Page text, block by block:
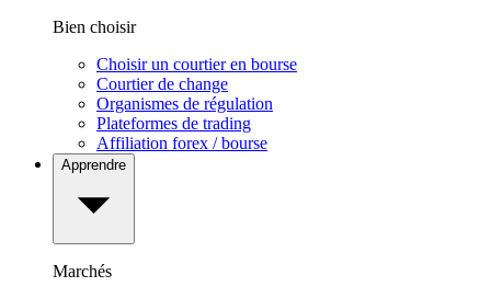
Bien choisir
Choisir un courtier en bourse
Courtier de change
Organismes de régulation
Plateformes de trading
Affiliation forex / bourse
Apprendre
Marchés